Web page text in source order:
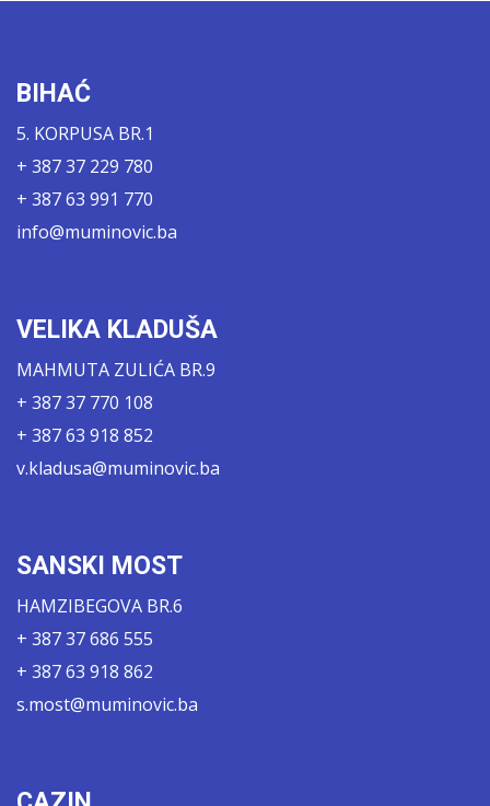
BIHAĆ
5. KORPUSA BR.1
+ 387 37 229 780
+ 387 63 991 770
info@muminovic.ba
VELIKA KLADUŠA
MAHMUTA ZULIĆA BR.9
+ 387 37 770 108
+ 387 63 918 852
v.kladusa@muminovic.ba
SANSKI MOST
HAMZIBEGOVA BR.6
+ 387 37 686 555
+ 387 63 918 862
s.most@muminovic.ba